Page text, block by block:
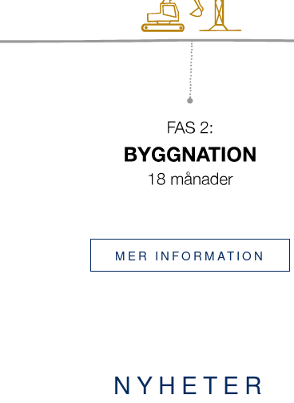
MER INFORMATION
NYHETER